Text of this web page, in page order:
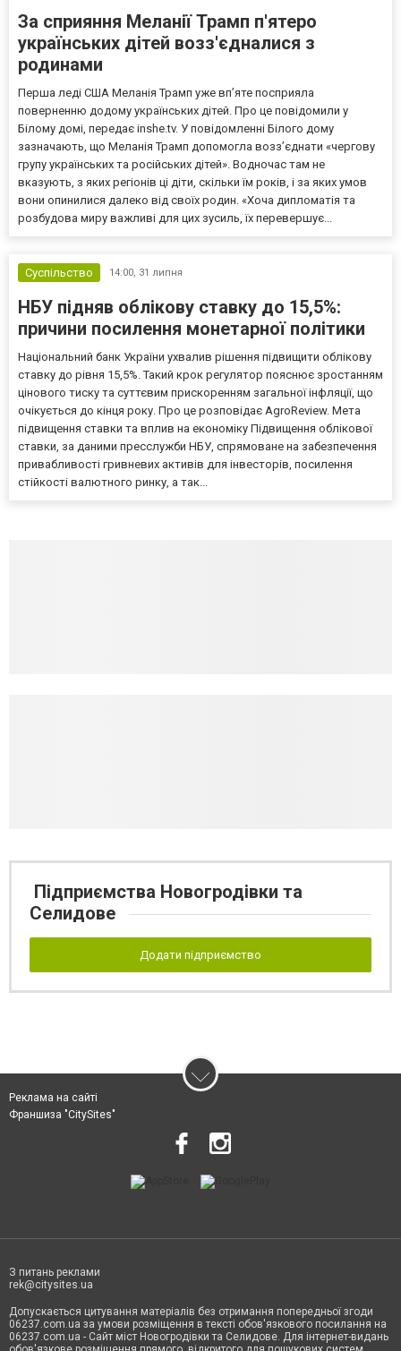
За сприяння Меланії Трамп п'ятеро
українських дітей возз'єдналися з
родинами
Перша леді США Меланія Трамп уже впʼяте посприяла
поверненню додому українських дітей. Про це повідомили у
Білому домі, передає inshe.tv. У повідомленні Білого дому
зазначають, що Меланія Трамп допомогла возз’єднати «чергову
групу українських та російських дітей». Водночас там не
вказують, з яких регіонів ці діти, скільки їм років, і за яких умов
вони опинилися далеко від своїх родин. «Хоча дипломатія та
розбудова миру важливі для цих зусиль, їх перевершує...
Суспільство 14:00, 31 липня
НБУ підняв облікову ставку до 15,5%:
причини посилення монетарної політики
Національний банк України ухвалив рішення підвищити облікову
ставку до рівня 15,5%. Такий крок регулятор пояснює зростанням
цінового тиску та суттєвим прискоренням загальної інфляції, що
очікується до кінця року. Про це розповідає AgroReview. Мета
підвищення ставки та вплив на економіку Підвищення облікової
ставки, за даними пресслужби НБУ, спрямоване на забезпечення
привабливості гривневих активів для інвесторів, посилення
стійкості валютного ринку, а так...
Підприємства Новогродівки та
Селидове
Додати підприємство
Реклама на сайті
Франшиза "CitySites"
З питань реклами
rek@citysites.ua
Допускається цитування матеріалів без отримання попередньої згоди
06237.com.ua за умови розміщення в тексті обов'язкового посилання на
06237.com.ua - Сайт міст Новогродівки та Селидове. Для інтернет-видань